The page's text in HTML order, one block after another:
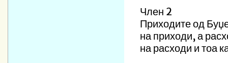
Член 2
Приходите од
на приходи, а
на расходи и тоа